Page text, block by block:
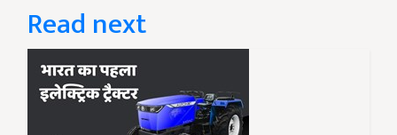
Read next